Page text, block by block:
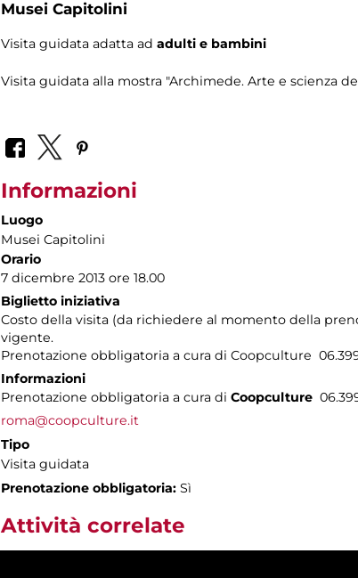
Musei Capitolini
Visita guidata adatta ad adulti e bambini
Visita guidata alla mostra "Archimede. Arte e scienza
Informazioni
Luogo
Musei Capitolini
Orario
7 dicembre 2013 ore 18.00
Biglietto iniziativa
Costo della visita (da richiedere al momento della
vigente.
Prenotazione obbligatoria a cura di Coopculture
Informazioni
Prenotazione obbligatoria a cura di Coopculture
roma@coopculture.it
Tipo
Visita guidata
Prenotazione obbligatoria: Sì
Attività correlate